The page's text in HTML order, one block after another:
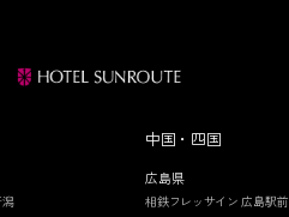
中国・四国
広島県
相鉄フレッサイン 広島駅前